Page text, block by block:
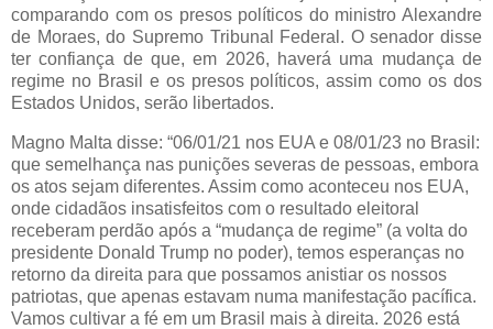
comparando com os presos políticos do ministro Alexandre
de Moraes, do Supremo Tribunal Federal. O senador disse
ter confiança de que, em 2026, haverá uma mudança de
regime no Brasil e os presos políticos, assim como os dos
Estados Unidos, serão libertados.
Magno Malta disse: “06/01/21 nos EUA e 08/01/23 no Brasil:
que semelhança nas punições severas de pessoas, embora
os atos sejam diferentes. Assim como aconteceu nos EUA,
onde cidadãos insatisfeitos com o resultado eleitoral
receberam perdão após a “mudança de regime” (a volta do
presidente Donald Trump no poder), temos esperanças no
retorno da direita para que possamos anistiar os nossos
patriotas, que apenas estavam numa manifestação pacífica.
Vamos cultivar a fé em um Brasil mais à direita. 2026 está